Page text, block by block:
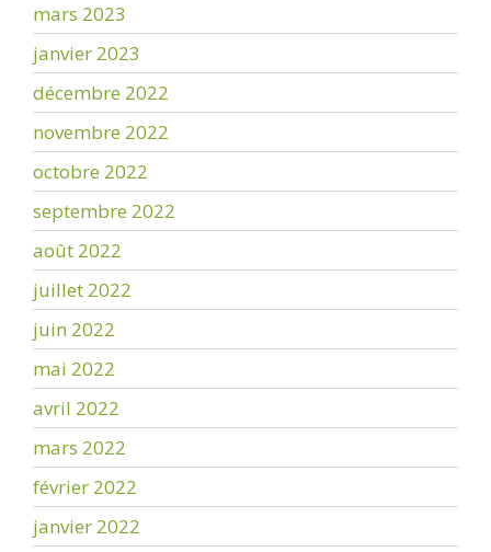
mars 2023
janvier 2023
décembre 2022
novembre 2022
octobre 2022
septembre 2022
août 2022
juillet 2022
juin 2022
mai 2022
avril 2022
mars 2022
février 2022
janvier 2022